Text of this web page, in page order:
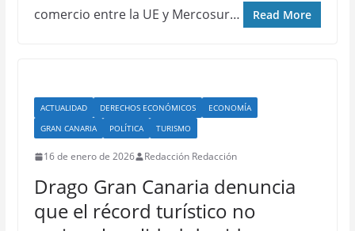
comercio entre la UE y Mercosur…
Read More
ACTUALIDAD DERECHOS ECONÓMICOS
ECONOMÍA
GRAN CANARIA
POLÍTICA TURISMO
16 de enero de 2026 Redacción Redacción
Drago Gran Canaria denuncia
que el récord turístico no